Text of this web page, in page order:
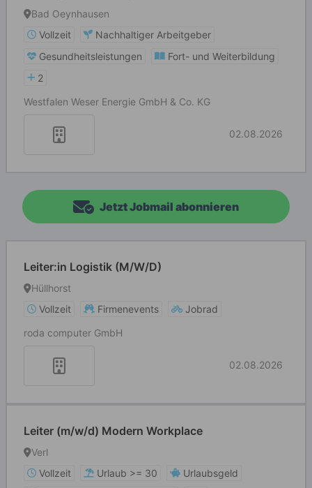
Bad Oeynhausen
Vollzeit
Nachhaltiger Arbeitgeber
Gesundheitsleistungen
Fort- und Weiterbildung
2
Westfalen Weser Energie GmbH & Co. KG
02.08.2026
Jetzt Jobmail abonnieren
Leiter:in Logistik (M/W/D)
Hüllhorst
Vollzeit
Firmenevents
Jobrad
roda computer GmbH
02.08.2026
Leiter (m/w/d) Modern Workplace
Verl
Vollzeit
Urlaub >= 30
Urlaubsgeld